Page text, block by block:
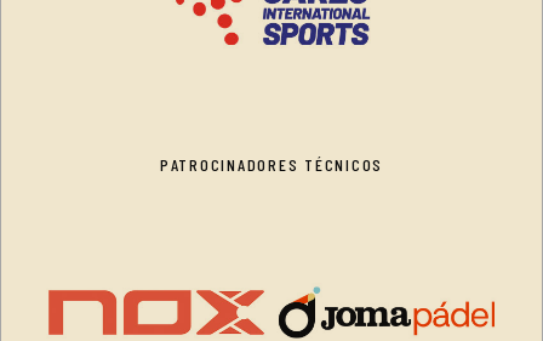
PATROCINADORES TÉCNICOS